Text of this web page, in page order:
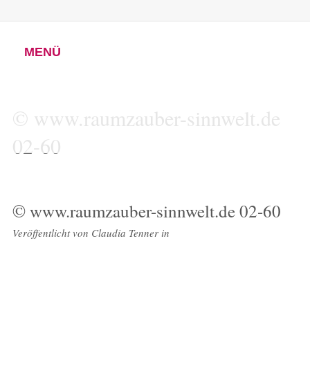
MENÜ
© www.raumzauber-sinnwelt.de
02-60
© www.raumzauber-sinnwelt.de 02-60
Veröffentlicht von Claudia Tennerin